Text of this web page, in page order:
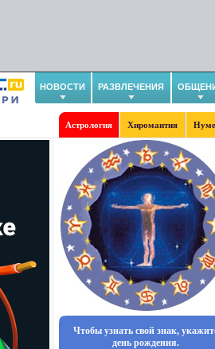
НОВОСТИ РАЗВЛЕЧЕНИЯ
Астрология Хиромантия
Чтобы узнать свой знак,
день рождения.